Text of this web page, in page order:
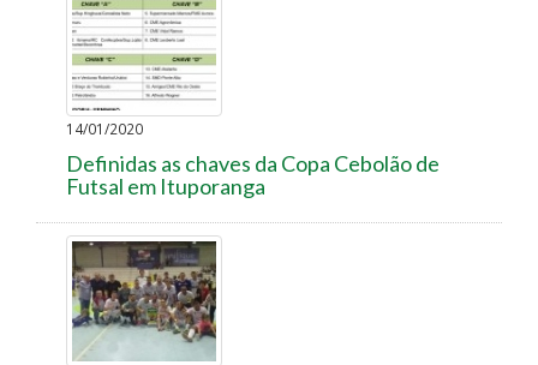
14/01/2020
Definidas as chaves da Copa Cebolão de
Futsal em Ituporanga